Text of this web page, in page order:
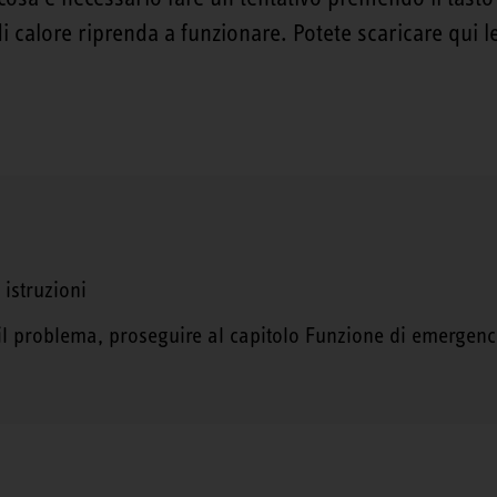
calore riprenda a funzionare. Potete scaricare qui
istruzioni
problema, proseguire al capitolo Funzione di